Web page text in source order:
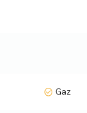
Gaz